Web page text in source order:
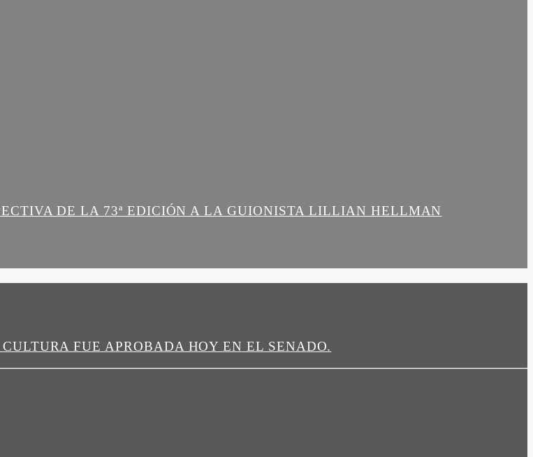
DE LA 73ª EDICIÓN A LA GUIONISTA LILLIAN HELLMAN
FUE APROBADA HOY EN EL SENADO.